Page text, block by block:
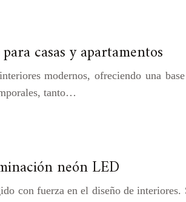
casas y apartamentos
modernos, ofreciendo una
tanto…
neón LED
con fuerza en el diseño de